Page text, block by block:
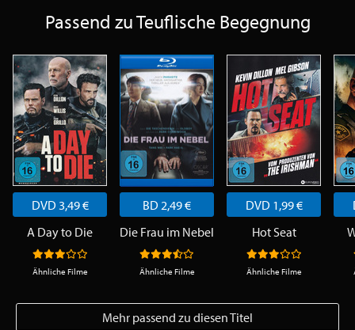
Passend zu Teuflische Begegnung
DVD 3,49 €
A Day to Die
Ähnliche Filme
BD 2,49 €
Die Frau im Nebel
Ähnliche Filme
DVD 1,99 €
Hot Seat
Ähnliche Filme
Mehr passend zu diesen Titel